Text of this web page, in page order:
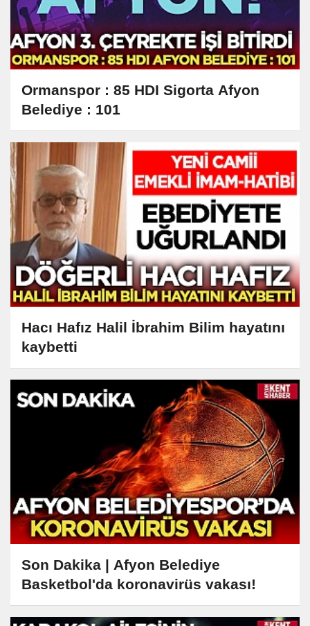
Ormanspor : 85 HDI Sigorta Afyon
Belediye : 101
Hacı Hafız Halil İbrahim Bilim hayatını
kaybetti
Son Dakika | Afyon Belediye
Basketbol'da koronavirüs vakası!